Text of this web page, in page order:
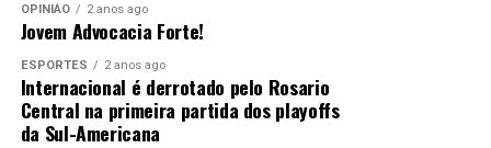
OPINIÃO 2 anos ago
Jovem Advocacia Forte!
ESPORTES 2 anos ago
Internacional é derrotado pelo Rosario
Central na primeira partida dos playoffs
da Sul-Americana